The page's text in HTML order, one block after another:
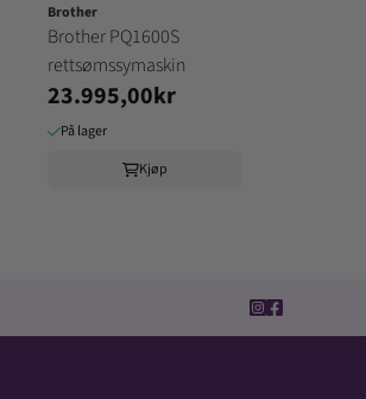
Brother
Brother PQ1600S
rettsømssymaskin
23.995,00kr
På lager
Kjøp